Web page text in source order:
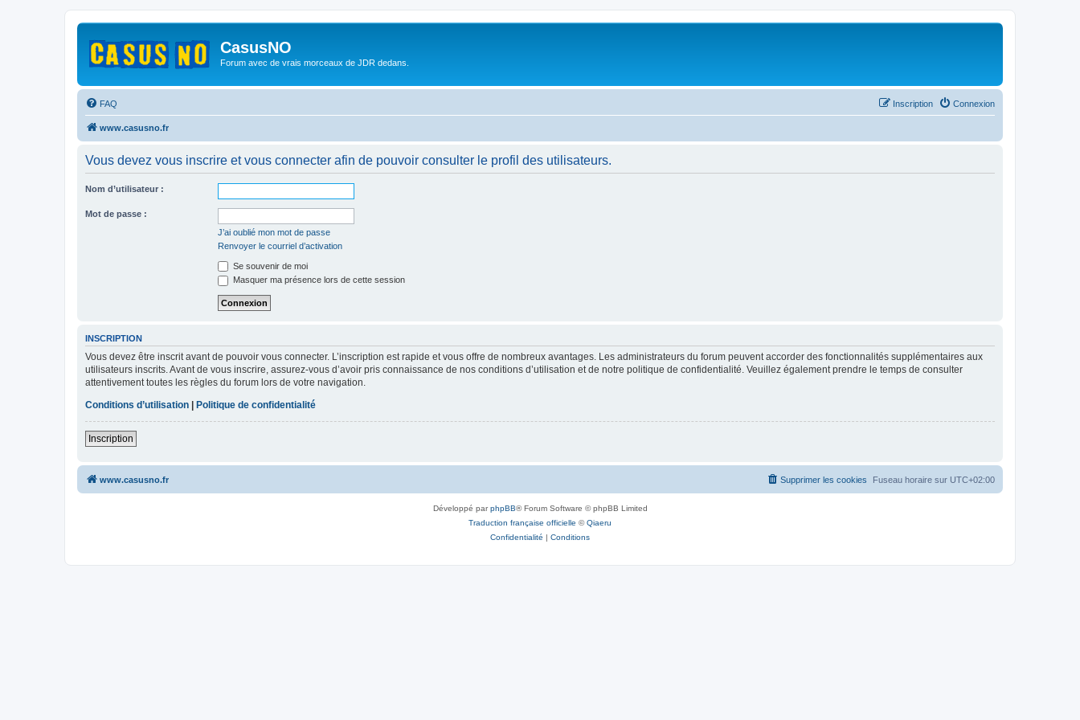
CasusNO
Forum avec de vrais morceaux de JDR dedans.
FAQ Connexion
Inscription
www.casusno.fr
Vous devez vous inscrire et vous connecter afin de pouvoir consulter le profil des utilisateurs.
Nom d’utilisateur :
Mot de passe :
J’ai oublié mon mot de passe
Renvoyer le courriel d’activation
Se souvenir de moi
Masquer ma présence lors de cette session
INSCRIPTION
Vous devez être inscrit avant de pouvoir vous connecter. L’inscription est rapide et vous offre de nombreux avantages. Les administrateurs du forum peuvent accorder des fonctionnalités supplémentaires aux
utilisateurs inscrits. Avant de vous inscrire, assurez-vous d’avoir pris connaissance de nos conditions d’utilisation et de notre politique de confidentialité. Veuillez également prendre le temps de consulter
attentivement toutes les règles du forum lors de votre navigation.
Conditions d’utilisation
Politique de confidentialité
Inscription
www.casusno.fr Fuseau horaire sur UTC+02:00
Supprimer les cookies
Développé parphpBB® Forum Software © phpBB Limited
Traduction française officielle ©Qiaeru
Confidentialité | Conditions